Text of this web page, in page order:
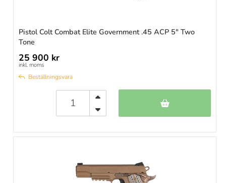
Pistol Colt Combat Elite Government .45 ACP 5" Two
Tone
25 900 kr
inkl. moms
Beställningsvara